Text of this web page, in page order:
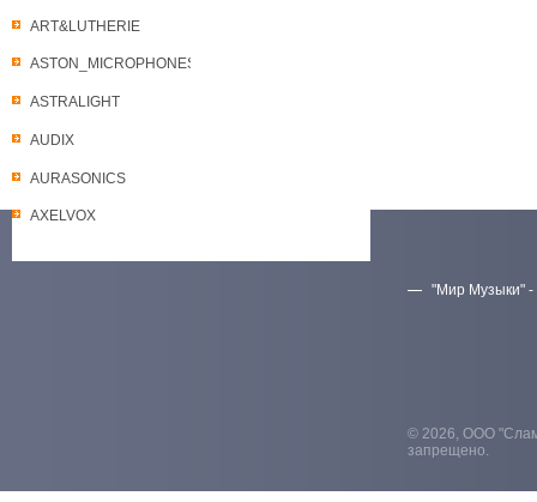
ART&LUTHERIE
ASTON_MICROPHONES
ASTRALIGHT
AUDIX
AURASONICS
AXELVOX
"Мир Музыки" -
© 2026, ООО
запрещено.